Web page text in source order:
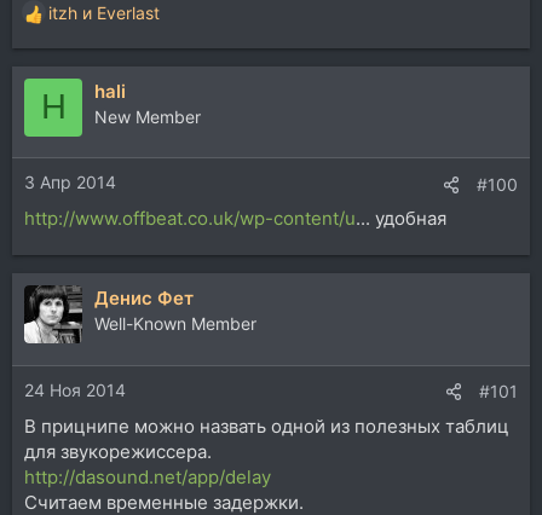
Р
е
а
и
и
:
itzh и Everlast
H hali
New Member
3 Апр 2014 #100
http://www.offbeat.co.uk/wp-content/u... удобная
Денис Фет
Well-Known Member
24 Ноя 2014 #101
В прицнипе можно назвать одной из полезных таблиц
для звукорежиссера.
http://dasound.net/app/delay
Считаем временные задержки.